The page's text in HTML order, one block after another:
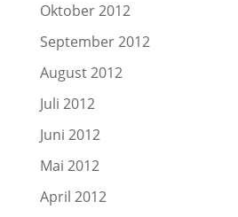
Oktober 2012
September 2012
August 2012
Juli 2012
Juni 2012
Mai 2012
April 2012